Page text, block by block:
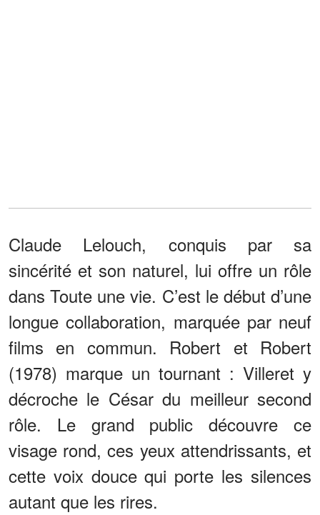
Claude Lelouch, conquis par sa
sincérité et son naturel, lui offre un rôle
dans Toute une vie. C’est le début d’une
longue collaboration, marquée par neuf
films en commun. Robert et Robert
(1978) marque un tournant : Villeret y
décroche le César du meilleur second
rôle. Le grand public découvre ce
visage rond, ces yeux attendrissants, et
cette voix douce qui porte les silences
autant que les rires.